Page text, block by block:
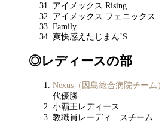
アイメックス Rising
アイメックス フェニックス
Family
爽快感えたじまん’S
◎レディースの部
Nexus（因島総合病院チーム）
代優勝
小覇王レディース
教職員レーディ―スチーム